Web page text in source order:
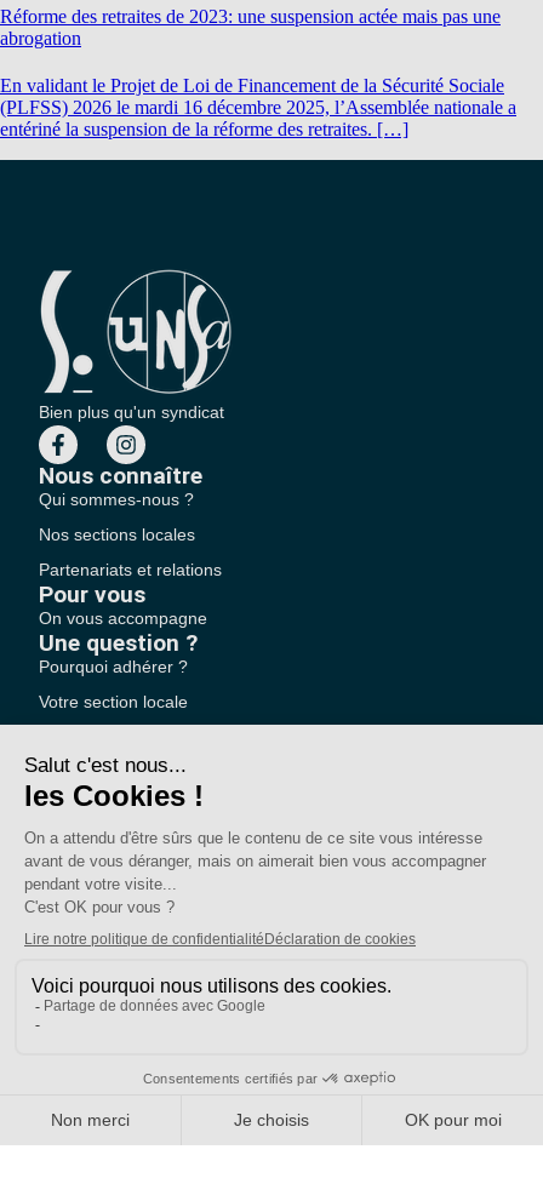
Réforme des retraites de 2023: une suspension actée mais pas une
abrogation
En validant le Projet de Loi de Financement de la Sécurité Sociale
(PLFSS) 2026 le mardi 16 décembre 2025, l’Assemblée nationale a
entériné la suspension de la réforme des retraites. […]
Bien plus qu'un syndicat
Nous connaître
Qui sommes-nous ?
Nos sections locales
Partenariats et relations
Pour vous
On vous accompagne
Une question ?
Pourquoi adhérer ?
Votre section locale
Nous contacter
Votre espace
Adhérer au SE-UNSA
SE-Unsa est un syndicat de l’UNSA